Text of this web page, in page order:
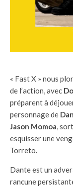
« Fast X » nous
de l’action, avec
préparent à
personnage de
Jason Momoa,
esquisser une
Torreto.
Dante est un
rancune